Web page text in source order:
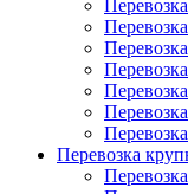
Перевозка